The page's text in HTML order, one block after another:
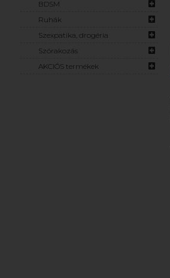
BDSM
Ruhák
Szexpatika, drogéria
Szórakozás
AKCIÓS termékek